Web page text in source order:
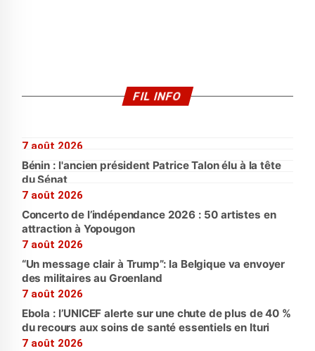
FIL INFO
7 août 2026
Bénin : l'ancien président Patrice Talon élu à la tête
du Sénat
7 août 2026
Concerto de l’indépendance 2026 : 50 artistes en
attraction à Yopougon
7 août 2026
“Un message clair à Trump”: la Belgique va envoyer
des militaires au Groenland
7 août 2026
Ebola : l’UNICEF alerte sur une chute de plus de 40 %
du recours aux soins de santé essentiels en Ituri
7 août 2026